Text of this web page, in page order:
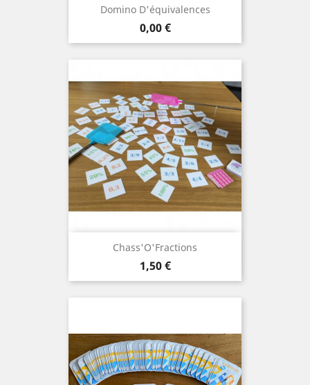
Domino D'équivalences
Prix
0,00 €
Chass'O'Fractions
Prix
1,50 €